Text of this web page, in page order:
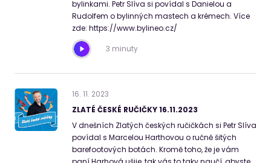
bylinkami. Petr Slíva si povídal s Danielou a
Rudolfem o bylinných mastech a krémech. Více
zde: https://www.bylineo.cz/
3 minuty
16. 11. 2023
ZLATÉ ČESKÉ RUČIČKY 16.11.2023
V dnešních Zlatých českých ručičkách si Petr Slíva
povídal s Marcelou Harthovou o ručně šitých
barefootových botách. Kromě toho, že je vám